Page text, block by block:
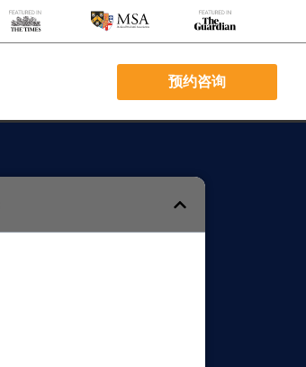
预约咨询